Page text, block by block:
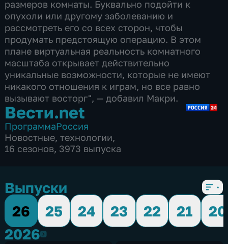
размеров комнаты. Буквально подойти к
опухоли или другому заболеванию и
рассмотреть его со всех сторон, чтобы
продумать предстоящую операцию. В этом
плане виртуальная реальность комнатного
масштаба открывает действительно
уникальные возможности, которые не имеют
никакого отношения к играм, но все равно
вызывают восторг", — добавил Макри.
Вести.net
ПрограммаРоссия
Новостные,технологии,
16 сезонов, 3973 выпуска
Выпуски
26
25 24 23 22 21
20
20262026